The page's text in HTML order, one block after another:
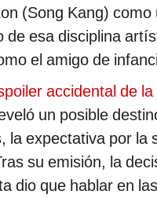
(Song Kang) como
de esa disciplina
el amigo de
accidental de
un posible
la expectativa por la
su emisión, la
dio que hablar en